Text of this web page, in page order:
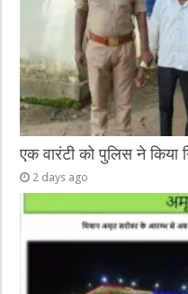
एक वारंटी को पुलिस ने किया
2 days ago